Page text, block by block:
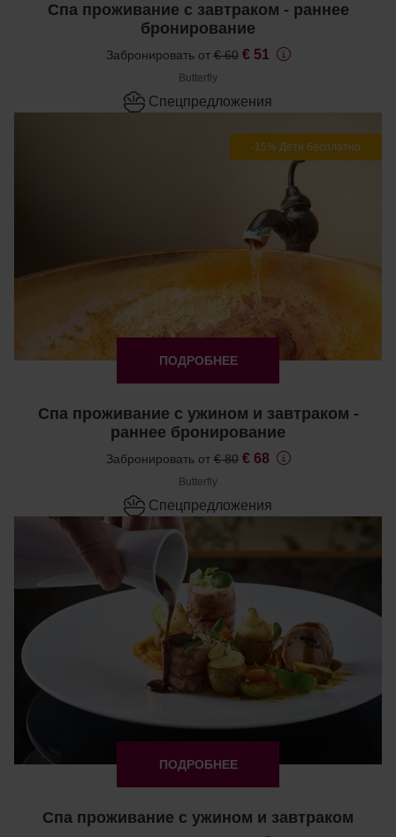
Спа проживание с завтраком - раннее
бронирование
Забронировать от€ 60 € 51
Butterfly
Cпецпредложения
-15% Дети бесплатно
ПОДРОБНЕЕ
Спа проживание с ужином и завтраком -
раннее бронирование
Забронировать от€ 80 € 68
Butterfly
Cпецпредложения
ПОДРОБНЕЕ
Спа проживание с ужином и завтраком